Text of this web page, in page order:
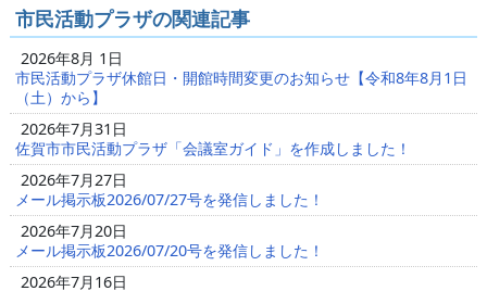
市民活動プラザの関連記事
2026年8月 1日
市民活動プラザ休館日・開館時間変更のお知らせ【令和8年8月1日
（土）から】
2026年7月31日
佐賀市市民活動プラザ「会議室ガイド」を作成しました！
2026年7月27日
メール掲示板2026/07/27号を発信しました！
2026年7月20日
メール掲示板2026/07/20号を発信しました！
2026年7月16日